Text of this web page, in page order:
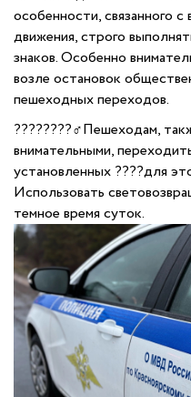
особенности, связанного
движения, строго
знаков. Особенно
возле остановок
пешеходных переходов.
????????♂️Пешеходам,
внимательными,
установленных ????для
Использовать
темное время суток.